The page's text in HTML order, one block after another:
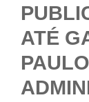
ATÉ